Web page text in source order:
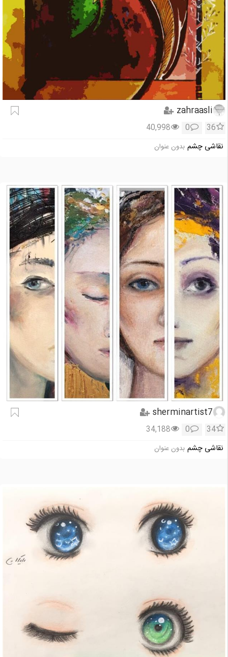
zahraasli
36
0
40,998
نقاشی چشم بدون عنوان
sherminartist7
34
0
34,188
نقاشی چشم بدون عنوان